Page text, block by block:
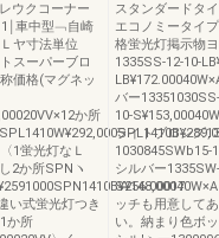
ウクコーナー
￨車中型﹁自崎
ヤ寸法単位
スーパーブロ
価格(マグネッ
か所
1蛍光灯なＬ
2か所SPNヽ
い式蛍光灯つき
か所
スタンダードタ
エコノミータイ
格蛍光灯掲示物
バー
ライトブロンズ
シルバー
ッチも用意して
い。納まり色ボ